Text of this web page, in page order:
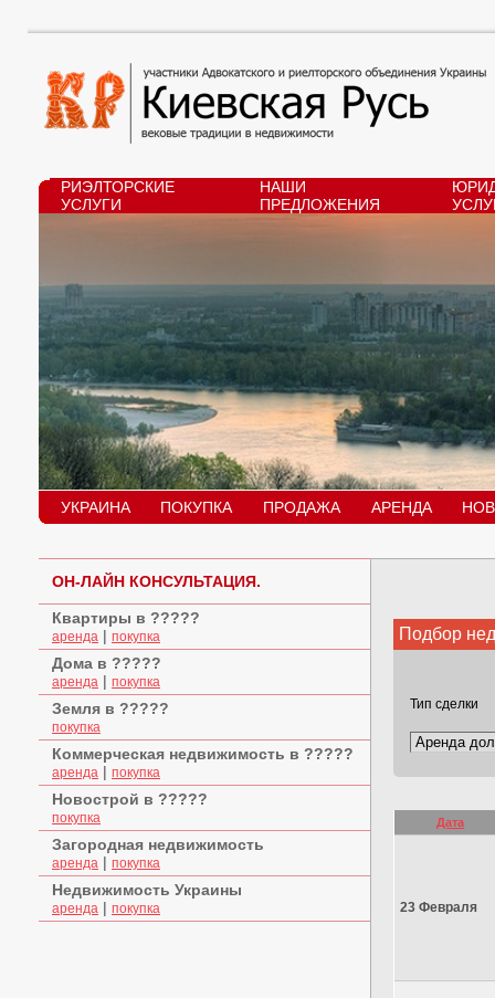
РИЭЛТОРСКИЕ
УСЛУГИ
НАШИ
ПРЕДЛОЖЕНИЯ
УКРАИНА ПОКУПКА ПРОДАЖА АРЕНДА
ОН-ЛАЙН КОНСУЛЬТАЦИЯ.
Квартиры в ?????
аренда | покупка
Дома в ?????
аренда | покупка
Земля в ?????
покупка
Коммерческая недвижимость в ?????
аренда | покупка
Новострой в ?????
покупка
Загородная недвижимость
аренда | покупка
Недвижимость Украины
аренда | покупка
Подбор
Тип сделки
Дата
23 Февраля